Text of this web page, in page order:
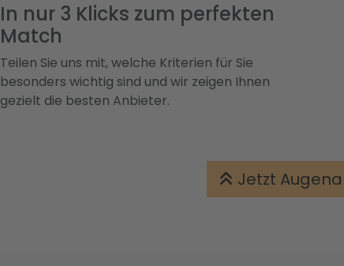
In nur 3 Klicks zum perfekten
Match
Teilen Sie uns mit, welche Kriterien für Sie
besonders wichtig sind und wir zeigen Ihnen
gezielt die besten Anbieter.
Jetzt